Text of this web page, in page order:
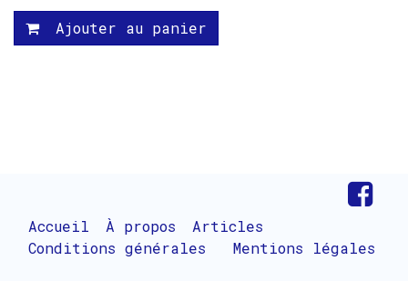
Ajouter au panier
Accueil À propos
Articles
Conditions générales
Mentions légales